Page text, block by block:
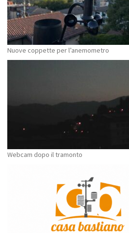
Nuove coppette per l’anemometro
Webcam dopo il tramonto